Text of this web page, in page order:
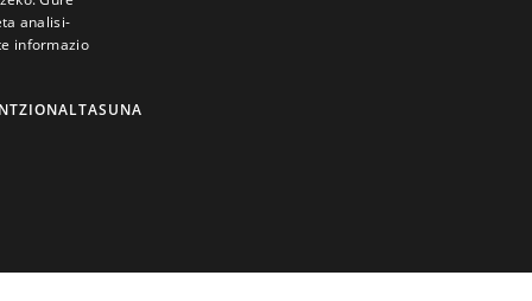
analisi-
informazio